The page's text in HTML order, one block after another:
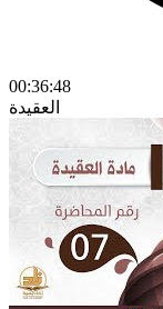
00:36:48
العقيدة